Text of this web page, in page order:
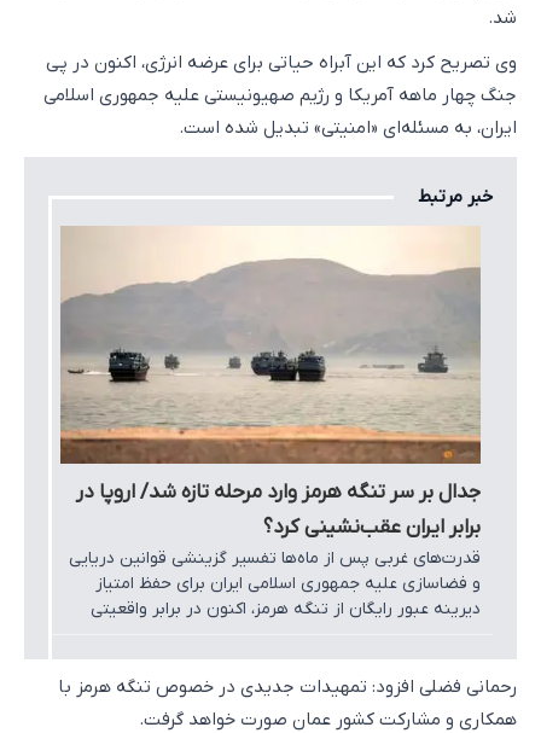
شد.
وی تصریح کرد که این آبراه حیاتی برای عرضه انرژی، اکنون در پی
جنگ چهار ماهه آمریکا و رژیم صهیونیستی علیه جمهوری اسلامی
ایران، به مسئله‌ای «امنیتی» تبدیل شده است.
خبر مرتبط
جدال بر سر تنگه هرمز وارد مرحله تازه شد/ اروپا در
برابر ایران عقب‌نشینی کرد؟
قدرت‌های غربی پس از ماه‌ها تفسیر گزینشی قوانین دریایی
و فضاسازی علیه جمهوری اسلامی ایران برای حفظ امتیاز
دیرینه عبور رایگان از تنگه هرمز، اکنون در برابر واقعیتی
راهبردی را ناممکن کرده است.
رحمانی فضلی افزود: تمهیدات جدیدی در خصوص تنگه هرمز با
همکاری و مشارکت کشور عمان صورت خواهد گرفت.